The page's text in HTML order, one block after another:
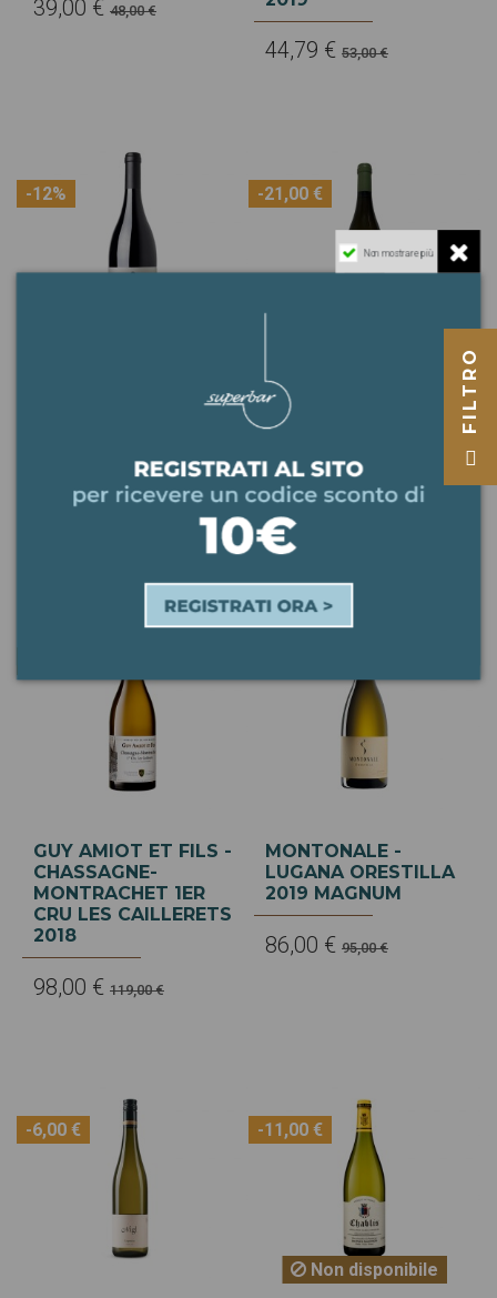
39,00 € 48,00 €
44,79 € 53,00 €
-12%
26,40 € 30,00 €
-21,00 €
DOMAINE VERGET -
PULIGNY-
MONTRACHET 1 ER
“2019
99,00 €
GUY AMIOT ET FILS -
CHASSAGNE-
MONTRACHET 1ER
CRU LES CAILLERETS
2018
98,00 € 119,00 €
MONTONALE -
LUGANA ORESTILLA
2019 MAGNUM
86,00 € 95,00 €
-6,00 € -11,00 €
Non disponibile
Non mostrare più
FILTRO